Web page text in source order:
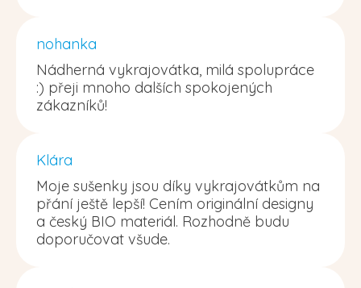
nohanka
Nádherná vykrajovátka, milá spolupráce
:) přeji mnoho dalších spokojených
zákazníků!
Klára
Moje sušenky jsou díky vykrajovátkům na
přání ještě lepší! Cením originální designy
a český BIO materiál. Rozhodně budu
doporučovat všude.